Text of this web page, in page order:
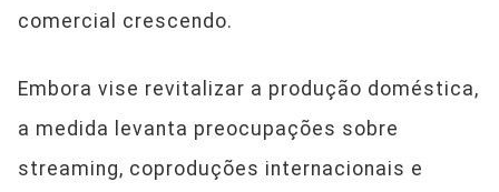
comercial crescendo.
Embora vise revitalizar a produção doméstica,
a medida levanta preocupações sobre
streaming, coproduções internacionais e